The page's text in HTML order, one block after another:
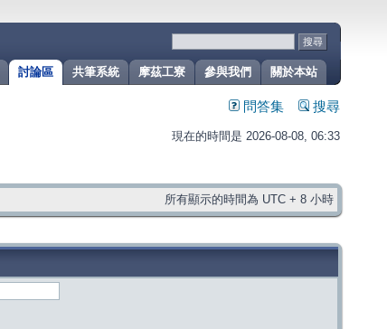
關於本站
參與我們
摩茲工寮
共筆系統
討論區
問答集 搜尋
現在的時間是 2026-08-08, 06:33
所有顯示的時間為 UTC + 8 小時